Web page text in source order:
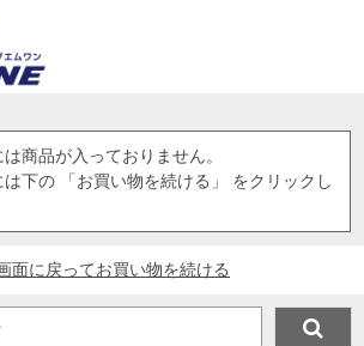
商品が入っておりません。
下の 「お買い物を続ける」 をクリックし
面に戻ってお買い物を続ける